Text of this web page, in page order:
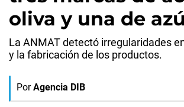
oliva y una de
La ANMAT detectó irregularidades
y la fabricación de los productos.
Por Agencia DIB